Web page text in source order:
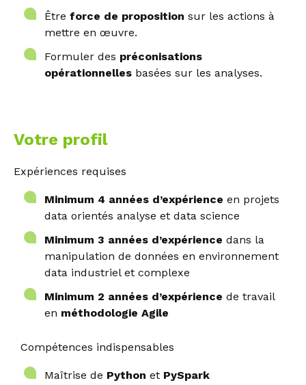
Être force de proposition sur les actions à
mettre en œuvre.
Formuler des préconisations
opérationnelles basées sur les analyses.
Votre profil
Expériences requises
Minimum 4 années d’expérience en projets
data orientés analyse et data science
Minimum 3 années d’expérience dans la
manipulation de données en environnement
data industriel et complexe
Minimum 2 années d’expérience de travail
en méthodologie Agile
Compétences indispensables
Maîtrise de Python et PySpark